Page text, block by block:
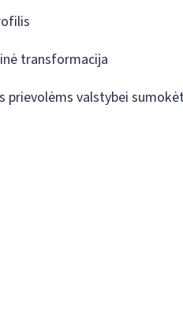
transformacija
prievolėms valstybei